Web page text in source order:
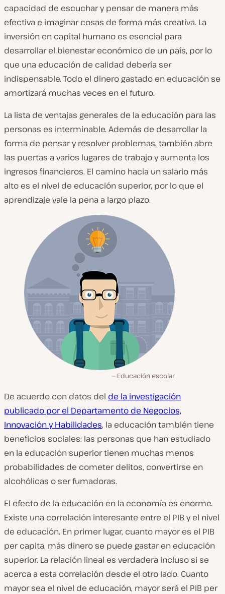
capacidad de escuchar y pensar de manera más
efectiva e imaginar cosas de forma más creativa. La
inversión en capital humano es esencial para
desarrollar el bienestar económico de un país, por lo
que una educación de calidad debería ser
indispensable. Todo el dinero gastado en educación se
amortizará muchas veces en el futuro.
La lista de ventajas generales de la educación para las
personas es interminable. Además de desarrollar la
forma de pensar y resolver problemas, también abre
las puertas a varios lugares de trabajo y aumenta los
ingresos financieros. El camino hacia un salario más
alto es el nivel de educación superior, por lo que el
aprendizaje vale la pena a largo plazo.
Educación escolar
De acuerdo con datos del de la investigación
publicado por el Departamento de Negocios,
Innovación y Habilidades, la educación también tiene
beneficios sociales: las personas que han estudiado
en la educación superior tienen muchas menos
probabilidades de cometer delitos, convertirse en
alcohólicas o ser fumadoras.
El efecto de la educación en la economía es enorme.
Existe una correlación interesante entre el PIB y el nivel
de educación. En primer lugar, cuanto mayor es el PIB
per capita, más dinero se puede gastar en educación
superior. La relación lineal es verdadera incluso si se
acerca a esta correlación desde el otro lado. Cuanto
mayor sea el nivel de educación, mayor será el PIB per